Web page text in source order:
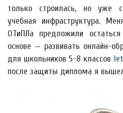
только строилась, но уже
учебная инфраструктура.
ОТиПЛа предложили
основе — развивать онлайн-
для школьников 5-8 классов
после защиты диплома я